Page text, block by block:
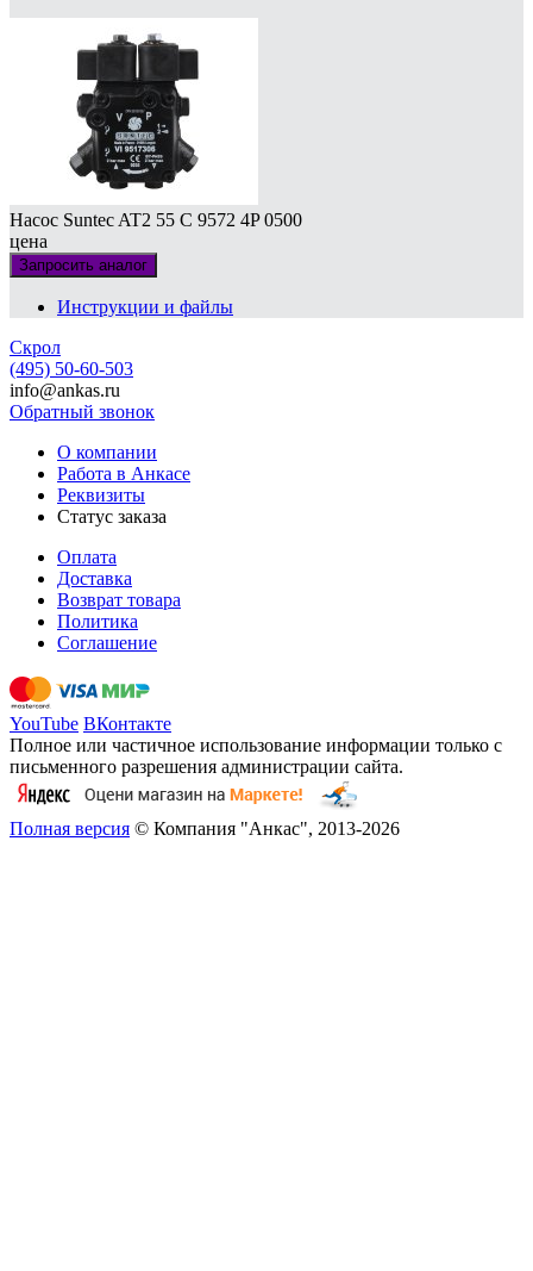
Насос Suntec AT2 55 C 9572 4P 0500
цена
Запросить аналог
Инструкции и файлы
Скрол
(495) 50-60-503
info@ankas.ru
Обратный звонок
О компании
Работа в Анкасе
Реквизиты
Статус заказа
Оплата
Доставка
Возврат товара
Политика
Соглашение
YouTube ВКонтакте
Полное или частичное использование информации только с
письменного разрешения администрации сайта.
Полная версия © Компания "Анкас", 2013-2026